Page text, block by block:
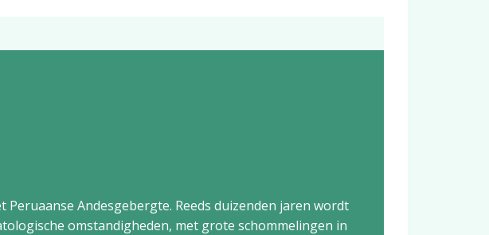
Andesgebergte. Reeds duizenden jaren wordt
omstandigheden, met grote schommelingen in